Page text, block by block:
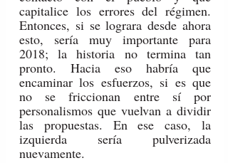
capitalice los errores del régimen.
Entonces, si se lograra desde ahora
esto, sería muy importante para
2018; la historia no termina tan
pronto. Hacia eso habría que
encaminar los esfuerzos, si es que
no se friccionan entre sí por
personalismos que vuelvan a dividir
las propuestas. En ese caso, la
izquierda sería pulverizada
nuevamente.